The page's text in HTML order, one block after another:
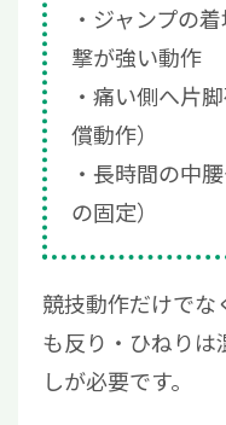
ジャンプの
撃が強い動作
痛い側へ片
償動作）
長時間の中
の固定）
競技動作だけでな
も反り・ひねり
しが必要です。